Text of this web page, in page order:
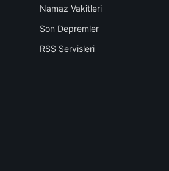
Namaz Vakitleri
Son Depremler
RSS Servisleri